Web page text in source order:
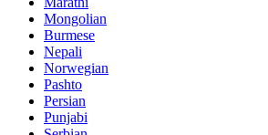
Mongolian
Burmese
Nepali
Norwegian
Pashto
Persian
Punjabi